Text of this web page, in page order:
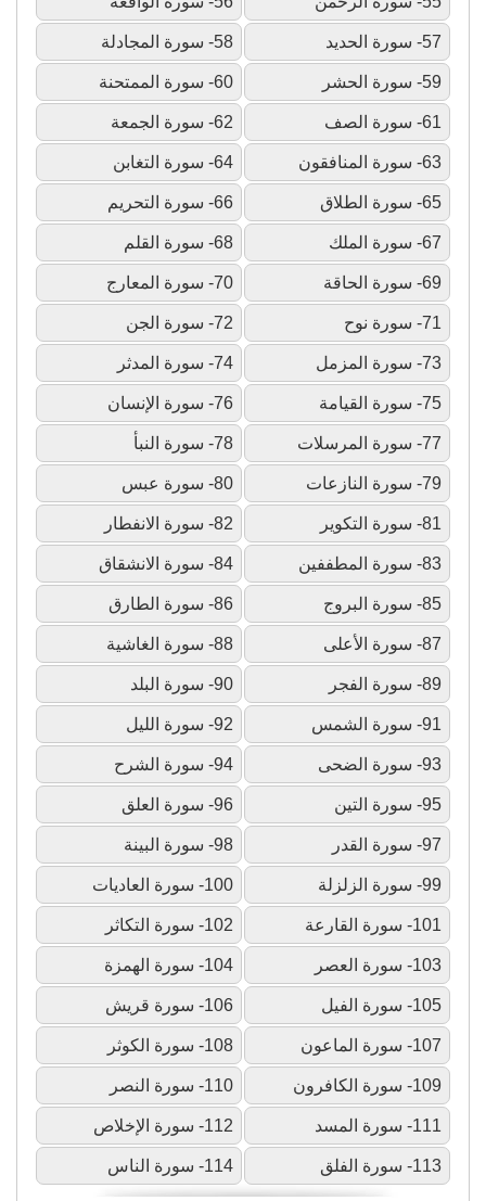
57- سورة الحديد 58- سورة المجادلة
59- سورة الحشر 60- سورة الممتحنة
61- سورة الصف 62- سورة الجمعة
63- سورة المنافقون 64- سورة التغابن
65- سورة الطلاق 66- سورة التحريم
67- سورة الملك 68- سورة القلم
69- سورة الحاقة 70- سورة المعارج
71- سورة نوح 72- سورة الجن
73- سورة المزمل 74- سورة المدثر
75- سورة القيامة 76- سورة الإنسان
77- سورة المرسلات 78- سورة النبأ
79- سورة النازعات 80- سورة عبس
81- سورة التكوير 82- سورة الانفطار
83- سورة المطففين 84- سورة الانشقاق
85- سورة البروج 86- سورة الطارق
87- سورة الأعلى 88- سورة الغاشية
89- سورة الفجر 90- سورة البلد
91- سورة الشمس 92- سورة الليل
93- سورة الضحى 94- سورة الشرح
95- سورة التين 96- سورة العلق
97- سورة القدر 98- سورة البينة
99- سورة الزلزلة 100- سورة العاديات
101- سورة القارعة 102- سورة التكاثر
103- سورة العصر 104- سورة الهمزة
105- سورة الفيل 106- سورة قريش
107- سورة الماعون 108- سورة الكوثر
109- سورة الكافرون 110- سورة النصر
111- سورة المسد 112- سورة الإخلاص
113- سورة الفلق 114- سورة الناس